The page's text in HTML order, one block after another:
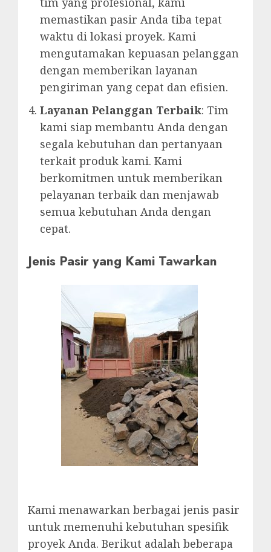
memastikan pasir Anda tiba tepat
waktu di lokasi proyek. Kami
mengutamakan kepuasan pelanggan
dengan memberikan layanan
pengiriman yang cepat dan efisien.
Layanan Pelanggan Terbaik: Tim
kami siap membantu Anda dengan
segala kebutuhan dan pertanyaan
terkait produk kami. Kami
berkomitmen untuk memberikan
pelayanan terbaik dan menjawab
semua kebutuhan Anda dengan
cepat.
Jenis Pasir yang Kami Tawarkan
Kami menawarkan berbagai jenis pasir
untuk memenuhi kebutuhan spesifik
proyek Anda. Berikut adalah beberapa